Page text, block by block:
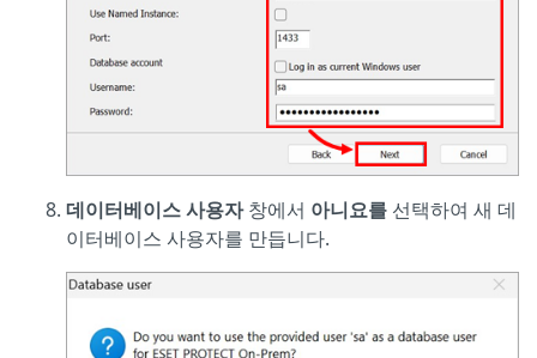
데이터베이스 사용자창에서 아니요를 선택하여 새 데
이터베이스 사용자를 만듭니다.